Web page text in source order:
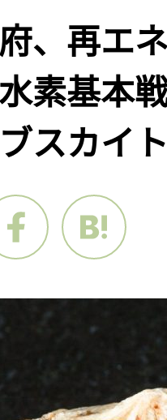
府、再エ
素基本
スカイ